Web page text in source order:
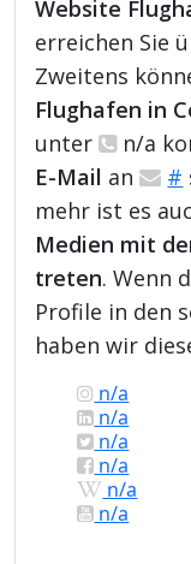
Website
erreichen Sie
Zweitens
Flughafen in
unter
n/a
E-Mail an #
mehr ist es
Medien mit
treten. Wenn
Profile in den
haben wir
n/a
n/a
n/a
n/a
n/a
n/a